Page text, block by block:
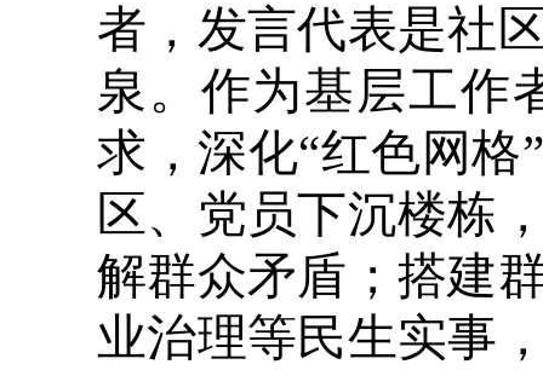
者，发言代表是社
泉。作为基层工作
求，深化“红色网
区、党员下沉楼栋
解群众矛盾；搭建
业治理等民生实事